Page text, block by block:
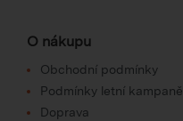
O nákupu
Obchodní podmínky
Podmínky letní kampaně
Doprava